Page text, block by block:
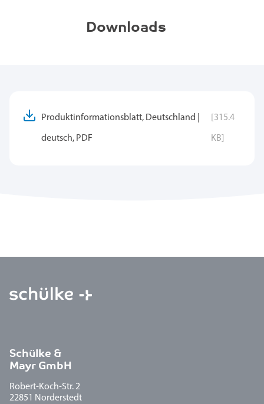
Downloads
Produktinformationsblatt, Deutschland |
deutsch, PDF
[315.4
KB]
Schülke &
Mayr GmbH
Robert-Koch-Str. 2
22851 Norderstedt